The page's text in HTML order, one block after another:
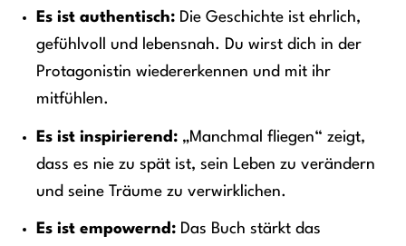
Es ist authentisch:Die Geschichte ist ehrlich,
gefühlvoll und lebensnah. Du wirst dich in der
Protagonistin wiedererkennen und mit ihr
mitfühlen.
Es ist inspirierend:„Manchmal fliegen“ zeigt,
dass es nie zu spät ist, sein Leben zu verändern
und seine Träume zu verwirklichen.
Es ist empowernd:Das Buch stärkt das